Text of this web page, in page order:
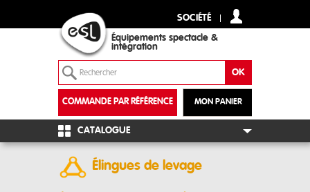
SOCIÉTÉ
Équipements spectacle &
intégration
MON PANIER
COMMANDE PAR RÉFÉRENCE
+
CATALOGUE
Élingues de levage